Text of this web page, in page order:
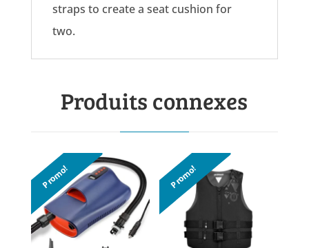
straps to create a seat cushion for
two.
Produits connexes
Promo! Promo!